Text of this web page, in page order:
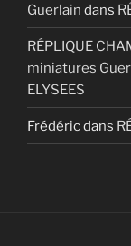
Guerlain dans
RÉPLIQUE
miniatures
ELYSEES
Frédéricdans